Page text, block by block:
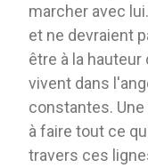
marcher avec
et ne devraient
être à la
vivent dans
constantes.
à faire tout ce
travers ces